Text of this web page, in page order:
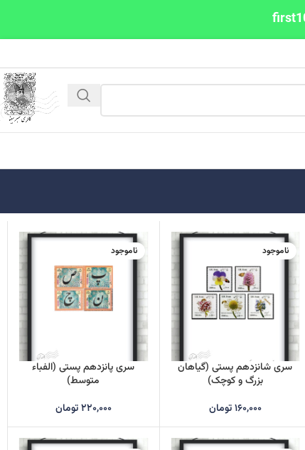
ناموجود
سری شانزدهم پستی (گیاهان
بزرگ و کوچک)
۱۶۰,۰۰۰تومان
ناموجود
سری پانزدهم پستی (الفباء
متوسط)
۲۲۰,۰۰۰تومان